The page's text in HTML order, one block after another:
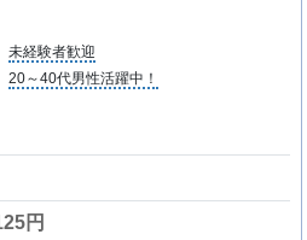
未経験者歓迎
20～40代男性活躍中！
円